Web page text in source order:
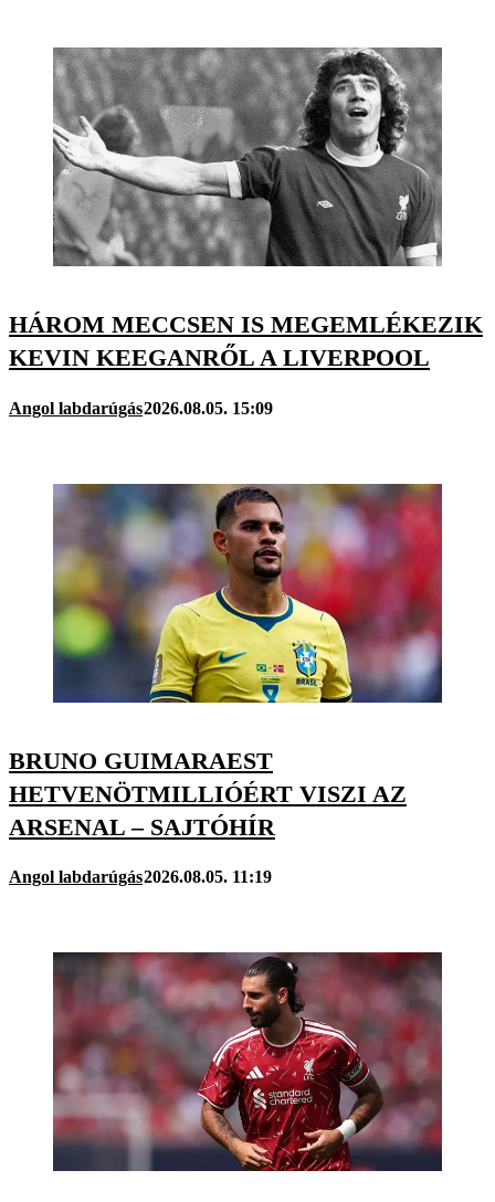
HÁROM MECCSEN IS MEGEMLÉKEZIK
KEVIN KEEGANRŐL A LIVERPOOL
Angol labdarúgás2026.08.05. 15:09
BRUNO GUIMARAEST
HETVENÖTMILLIÓÉRT VISZI AZ
ARSENAL – SAJTÓHÍR
Angol labdarúgás2026.08.05. 11:19